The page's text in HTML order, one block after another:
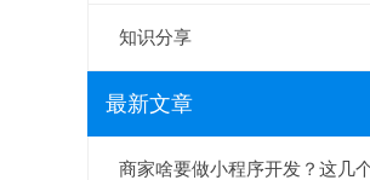
知识分享
最新文章
商家啥要做小程序开发？这几